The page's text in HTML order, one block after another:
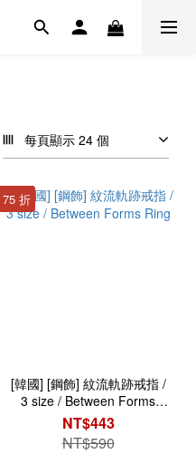
每頁顯示 24 個
75 折
[韓國] [鋼飾] 紋流軌跡戒指 /
3 size / Between Forms
Ring
NT$443
NT$590